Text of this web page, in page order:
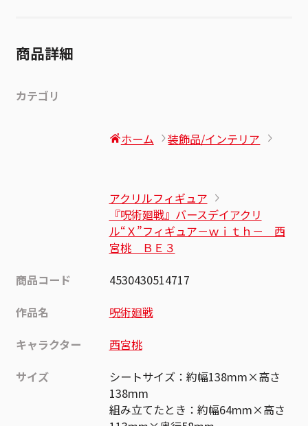
商品詳細
カテゴリ
ホーム 装飾品/インテリア
アクリルフィギュア
『呪術廻戦』バースデイアクリ
ル“Ｘ”フィギュア－ｗｉｔｈ－ 西
宮桃 ＢＥ３
商品コード
4530430514717
作品名
呪術廻戦
キャラクター
西宮桃
サイズ
シートサイズ：約幅138mm×高さ
138mm
組み立てたとき：約幅64mm×高さ